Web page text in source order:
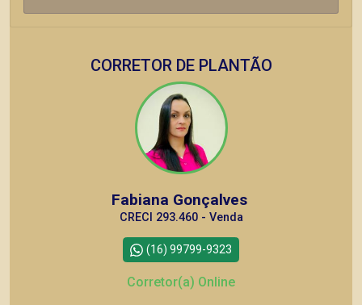
CORRETOR DE PLANTÃO
Fabiana Gonçalves
CRECI 293.460 - Venda
(16) 99799-9323
Corretor(a) Online